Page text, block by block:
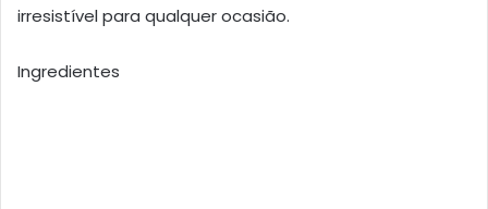
irresistível para qualquer ocasião.
Ingredientes